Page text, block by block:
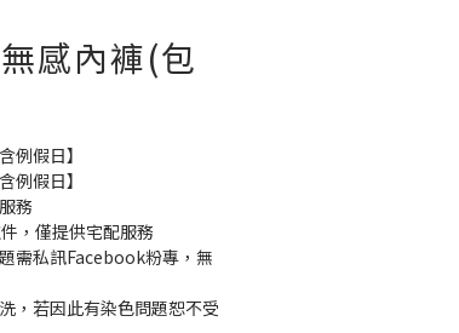
感內褲(包
例假日】
例假日】
務
，僅提供宅配服務
需私訊Facebook粉專，無
，若因此有染色問題恕不受